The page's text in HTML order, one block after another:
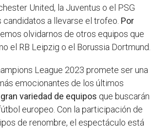
United, la Juventus o el PSG
a llevarse el trofeo. Por
olvidarnos de otros equipos que
el RB Leipzig o el Borussia Dortmund.
League 2023 promete ser una
emocionantes de los últimos
variedad de equipos que buscarán
europeo. Con la participación de
de renombre, el espectáculo está